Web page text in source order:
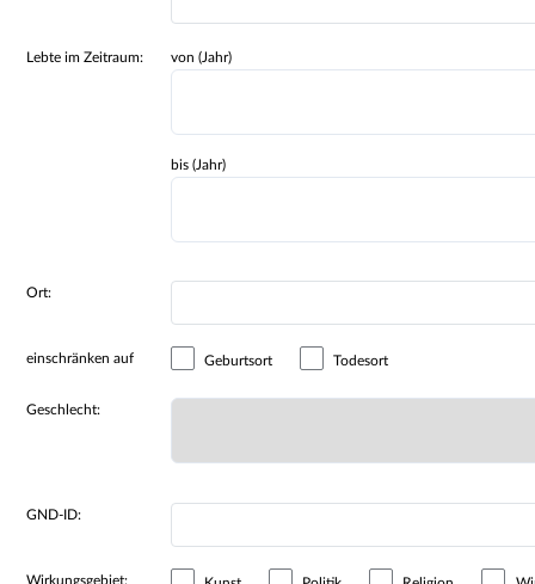
Lebte im Zeitraum: von (Jahr)
bis (Jahr)
Ort:
einschränken auf Geburtsort Todesort
Geschlecht:
GND-ID:
Wirkungsgebiet: